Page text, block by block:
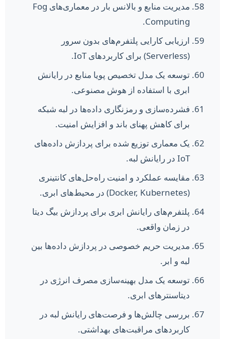
مدیریت منابع و بالانس بار در معماری‌های Fog
Computing.
ارزیابی کارایی پلتفرم‌های بدون سرور
(Serverless) برای کاربردهای IoT.
توسعه یک مدل تخصیص پویا منابع در رایانش
ابری با استفاده از هوش مصنوعی.
فشرده‌سازی و رمزنگاری داده‌ها در لبه شبکه
برای کاهش پهنای باند و افزایش امنیت.
یک معماری توزیع شده برای پردازش داده‌های
IoT در رایانش لبه.
مقایسه عملکرد و امنیت راه‌حل‌های کانتینری
(Docker, Kubernetes) در محیط‌های ابری.
پلتفرم‌های رایانش ابری برای پردازش بیگ دیتا
در زمان واقعی.
مدیریت حریم خصوصی در پردازش داده‌ها بین
لبه و ابر.
توسعه یک مدل بهینه‌سازی مصرف انرژی در
دیتاسنترهای ابری.
بررسی چالش‌ها و فرصت‌های رایانش لبه در
کاربردهای مراقبت‌های بهداشتی.